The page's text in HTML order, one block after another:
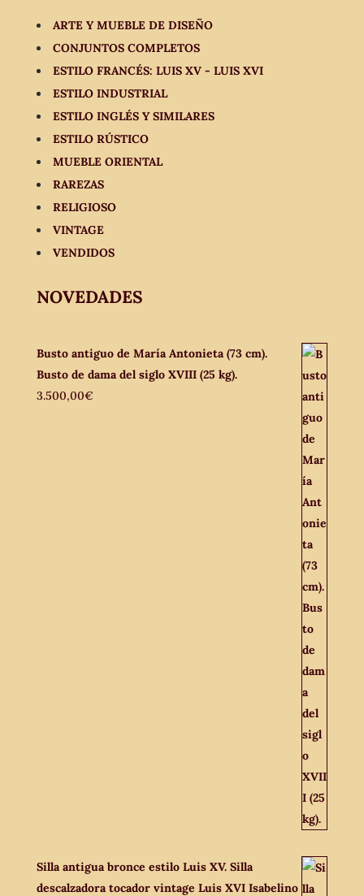
ARTE Y MUEBLE DE DISEÑO
CONJUNTOS COMPLETOS
ESTILO FRANCÉS: LUIS XV - LUIS XVI
ESTILO INDUSTRIAL
ESTILO INGLÉS Y SIMILARES
ESTILO RÚSTICO
MUEBLE ORIENTAL
RAREZAS
RELIGIOSO
VINTAGE
VENDIDOS
NOVEDADES
Busto antiguo de María Antonieta (73 cm).
Busto de dama del siglo XVIII (25 kg).
3.500,00€
Silla antigua bronce estilo Luis XV. Silla
descalzadora tocador vintage Luis XVI Isabelino